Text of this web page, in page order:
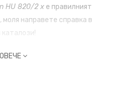
HU 820/2 x е правилният
направете справка в